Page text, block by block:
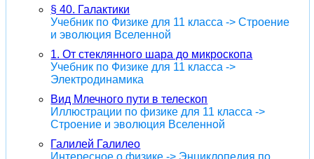
§ 40. Галактики
Учебник по Физике для 11 класса -> Строение
и эволюция Вселенной
1. От стеклянного шара до микроскопа
Учебник по Физике для 11 класса ->
Электродинамика
Вид Млечного пути в телескоп
Иллюстрации по физике для 11 класса ->
Строение и эволюция Вселенной
Галилей Галилео
Интересное о физике -> Энциклопедия по